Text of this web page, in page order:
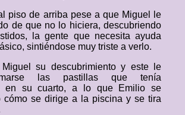
piso de arriba pese a que Miguel le
de que no lo hiciera, descubriendo
la gente que necesita ayuda
sintiéndose muy triste a verlo.
su descubrimiento y este le
las pastillas que tenía
en su cuarto, a lo que Emilio se
cómo se dirige a la piscina y se tira